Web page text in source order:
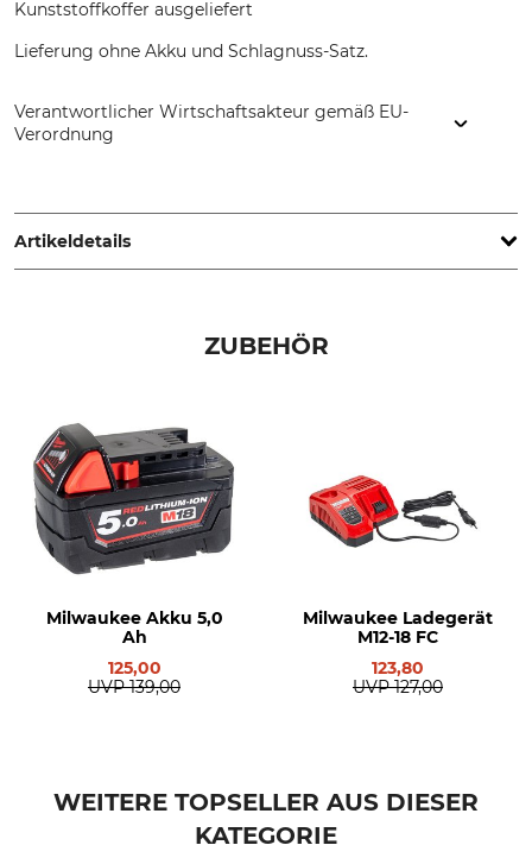
Kunststoffkoffer ausgeliefert
Lieferung ohne Akku und Schlagnuss-Satz.
Verantwortlicher Wirtschaftsakteur gemäß EU-
Verordnung
Germany, www.forstreich.de
Artikeldetails
Akku-Schlagschrauber
Länge
21,3 cm
ZUBEHÖR
Milwaukee Akku 5,0
Ah
125,00
UVP 139,00
Milwaukee Ladegerät
M12-18 FC
123,80
UVP 127,00
WEITERE TOPSELLER AUS DIESER
KATEGORIE